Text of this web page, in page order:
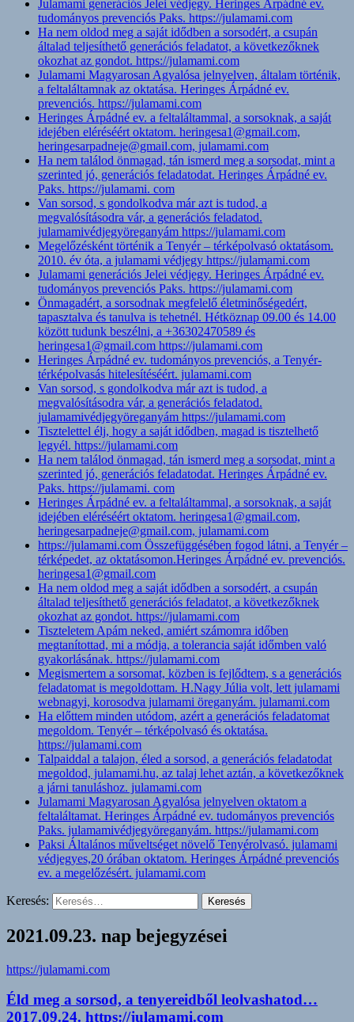
Julamami generációs Jelei védjegy. Heringes Árpádné ev.
tudományos prevenciós Paks. https://julamami.com
Ha nem oldod meg a saját idődben a sorsodért, a csupán
általad teljesíthető generációs feladatot, a következőknek
okozhat az gondot. https://julamami.com
Julamami Magyarosan Agyalósa jelnyelven, általam történik,
a feltaláltamnak az oktatása. Heringes Árpádné ev.
prevenciós. https://julamami.com
Heringes Árpádné ev. a feltaláltammal, a sorsoknak, a saját
idejében eléréséért oktatom. heringesa1@gmail.com,
heringesarpadneje@gmail.com, julamami.com
Ha nem találod önmagad, tán ismerd meg a sorsodat, mint a
szerinted jó, generációs feladatodat. Heringes Árpádné ev.
Paks. https://julamami. com
Van sorsod, s gondolkodva már azt is tudod, a
megvalósításodra vár, a generációs feladatod.
julamamivédjegyöreganyám https://julamami.com
Megelőzésként történik a Tenyér – térképolvasó oktatásom.
2010. év óta, a julamami védjegy https://julamami.com
Julamami generációs Jelei védjegy. Heringes Árpádné ev.
tudományos prevenciós Paks. https://julamami.com
Önmagadért, a sorsodnak megfelelő életminőségedért,
tapasztalva és tanulva is tehetnél. Hétköznap 09.00 és 14.00
között tudunk beszélni, a +36302470589 és
heringesa1@gmail.com https://julamami.com
Heringes Árpádné ev. tudományos prevenciós, a Tenyér-
térképolvasás hitelesítéséért. julamami.com
Van sorsod, s gondolkodva már azt is tudod, a
megvalósításodra vár, a generációs feladatod.
julamamivédjegyöreganyám https://julamami.com
Tisztelettel élj, hogy a saját idődben, magad is tisztelhető
legyél. https://julamami.com
Ha nem találod önmagad, tán ismerd meg a sorsodat, mint a
szerinted jó, generációs feladatodat. Heringes Árpádné ev.
Paks. https://julamami. com
Heringes Árpádné ev. a feltaláltammal, a sorsoknak, a saját
idejében eléréséért oktatom. heringesa1@gmail.com,
heringesarpadneje@gmail.com, julamami.com
https://julamami.com Összefüggésében fogod látni, a Tenyér –
térképedet, az oktatásomon.Heringes Árpádné ev. prevenciós.
heringesa1@gmail.com
Ha nem oldod meg a saját idődben a sorsodért, a csupán
általad teljesíthető generációs feladatot, a következőknek
okozhat az gondot. https://julamami.com
Tiszteletem Apám neked, amiért számomra időben
megtanítottad, mi a módja, a tolerancia saját időmben való
gyakorlásának. https://julamami.com
Megismertem a sorsomat, közben is fejlődtem, s a generációs
feladatomat is megoldottam. H.Nagy Júlia volt, lett julamami
webnagyi, korosodva julamami öreganyám. julamami.com
Ha előttem minden utódom, azért a generációs feladatomat
megoldom. Tenyér – térképolvasó és oktatása.
https://julamami.com
Talpaiddal a talajon, éled a sorsod, a generációs feladatodat
megoldod, julamami.hu, az talaj lehet aztán, a következőknek
a járni tanuláshoz. julamami.com
Julamami Magyarosan Agyalósa jelnyelven oktatom a
feltaláltamat. Heringes Árpádné ev. tudományos prevenciós
Paks. julamamivédjegyöreganyám. https://julamami.com
Paksi Általános műveltséget növelő Tenyérolvasó. julamami
védjegyes,20 órában oktatom. Heringes Árpádné prevenciós
ev. a megelőzésért. julamami.com
Keresés:
2021.09.23. nap bejegyzései
https://julamami.com
Éld meg a sorsod, a tenyereidből leolvashatod…
2017.09.24. https://julamami.com